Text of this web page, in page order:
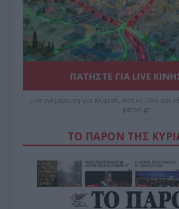
ΠΑΤΗΣΤΕ ΓΙΑ LIVE
Live ενημέρωση για Κηφισό, Αττική Οδό και
paron.gr
ΤΟ ΠΑΡΟΝ ΤΗΣ